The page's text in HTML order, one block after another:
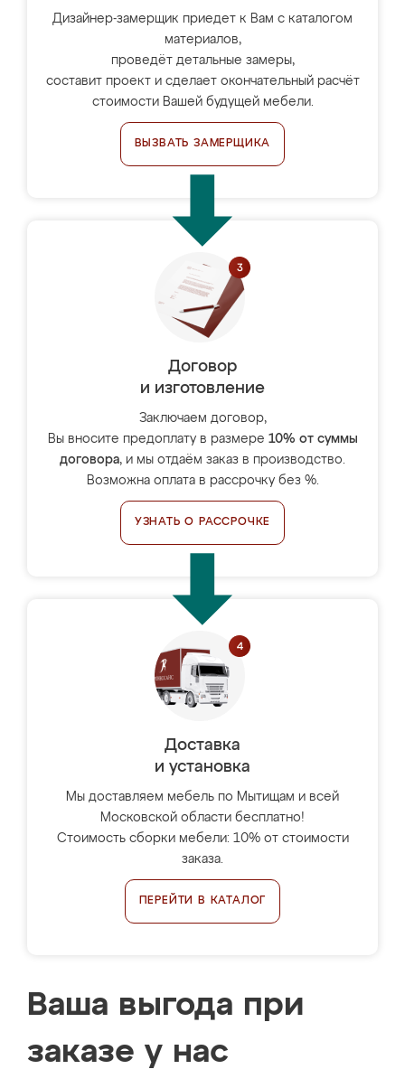
Дизайнер-замерщик приедет к Вам с каталогом
материалов,
проведёт детальные замеры,
составит проект и сделает окончательный расчёт
стоимости Вашей будущей мебели.
ВЫЗВАТЬ ЗАМЕРЩИКА
Договор
и изготовление
Заключаем договор,
Вы вносите предоплату в размере 10% от суммы
договора, и мы отдаём заказ в производство.
Возможна оплата в рассрочку без %.
УЗНАТЬ О РАССРОЧКЕ
Доставка
и установка
Мы доставляем мебель по Мытищам и всей
Московской области бесплатно!
Стоимость сборки мебели: 10% от стоимости
заказа.
ПЕРЕЙТИ В КАТАЛОГ
Ваша выгода при
заказе у нас